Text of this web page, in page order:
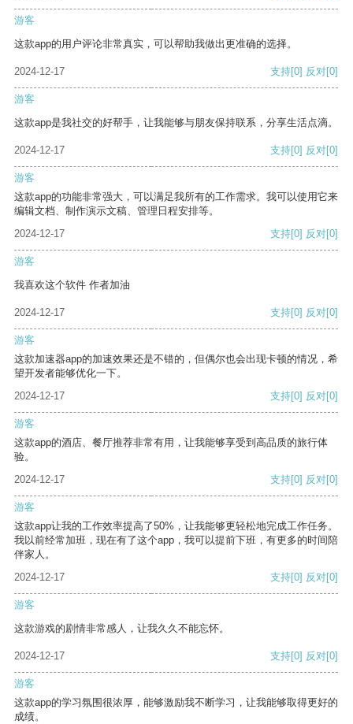
游客
这款app的用户评论非常真实，可以帮助我做出更准确的选择。
2024-12-17 支持[0] 反对[0]
游客
这款app是我社交的好帮手，让我能够与朋友保持联系，分享生活点滴。
2024-12-17 支持[0] 反对[0]
游客
这款app的功能非常强大，可以满足我所有的工作需求。我可以使用它来
编辑文档、制作演示文稿、管理日程安排等。
2024-12-17
支持[0] 反对[0]
游客
我喜欢这个软件 作者加油
2024-12-17 支持[0] 反对[0]
游客
这款加速器app的加速效果还是不错的，但偶尔也会出现卡顿的情况，希
望开发者能够优化一下。
2024-12-17
支持[0] 反对[0]
游客
这款app的酒店、餐厅推荐非常有用，让我能够享受到高品质的旅行体
验。
2024-12-17
支持[0] 反对[0]
游客
这款app让我的工作效率提高了50%，让我能够更轻松地完成工作任务。
我以前经常加班，现在有了这个app，我可以提前下班，有更多的时间陪
伴家人。
2024-12-17
支持[0] 反对[0]
游客
这款游戏的剧情非常感人，让我久久不能忘怀。
2024-12-17 支持[0] 反对[0]
游客
这款app的学习氛围很浓厚，能够激励我不断学习，让我能够取得更好的
成绩。